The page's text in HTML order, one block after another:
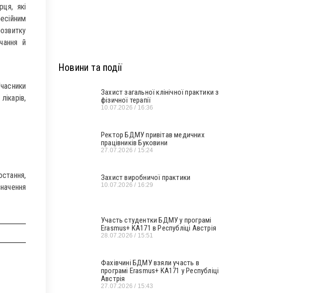
які
й
Новини та події
Захист загальної клінічної практики з
фізичної терапії
10.07.2026 16:36
Ректор БДМУ привітав медичних
працівників Буковини
27.07.2026 15:24
Захист виробничої практики
10.07.2026 16:29
Участь студентки БДМУ у програмі
Erasmus+ KA171 в Республіці Австрія
28.07.2026 15:51
Фахівчині БДМУ взяли участь в
програмі Erasmus+ KA171 у Республіці
Австрія
27.07.2026 15:43